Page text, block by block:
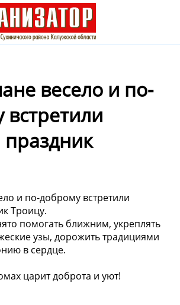
весело и по-
и по-доброму встретили
Троицу.
помогать ближним, укреплять
узы, дорожить традициями
в сердце.
царит доброта и уют!